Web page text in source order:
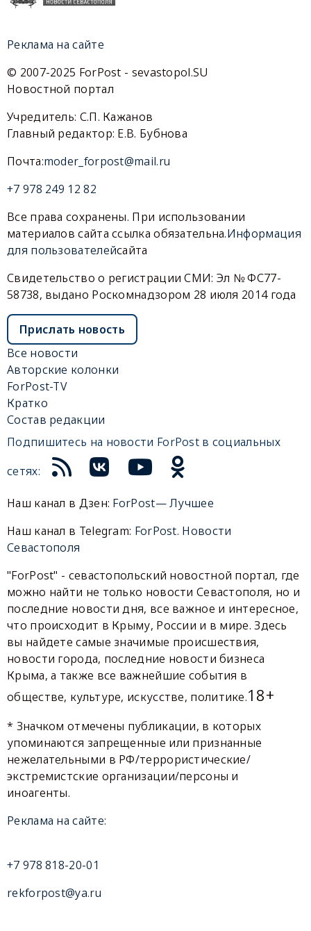
Реклама на сайте
© 2007-2025 ForPost - sevastopol.SU
Новостной портал
Учредитель: С.П. Кажанов
Главный редактор: Е.В. Бубнова
Почта:moder_forpost@mail.ru
+7 978 249 12 82
Все права сохранены. При использовании
материалов сайта ссылка обязательна.Информация
для пользователейсайта
Свидетельство о регистрации СМИ: Эл № ФС77-
58738, выдано Роскомнадзором 28 июля 2014 года
Прислать новость
Все новости
Авторские колонки
ForPost-TV
Кратко
Состав редакции
Подпишитесь на новости ForPost в социальных
сетях:
Наш канал в Дзен: ForPost— Лучшее
Наш канал в Telegram: ForPost. Новости
Севастополя
"ForPost" - севастопольский новостной портал, где
можно найти не только новости Севастополя, но и
последние новости дня, все важное и интересное,
что происходит в Крыму, России и в мире. Здесь
вы найдете самые значимые происшествия,
новости города, последние новости бизнеса
Крыма, а также все важнейшие события в
обществе, культуре, искусстве, политике.18+
* Значком отмечены публикации, в которых
упоминаются запрещенные или признанные
нежелательными в РФ/террористические/
экстремистские организации/персоны и
иноагенты.
Реклама на сайте:
+7 978 818-20-01
rekforpost@ya.ru